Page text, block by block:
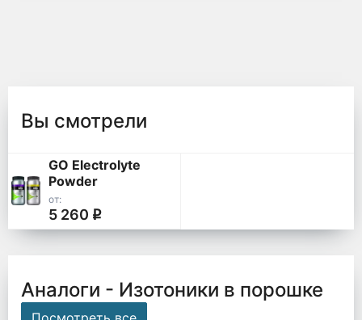
Вы смотрели
GO Electrolyte
Powder
от:
5 260 q
Аналоги - Изотоники в порошке